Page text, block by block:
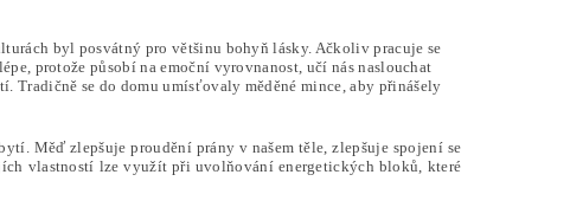
byl posvátný pro většinu bohyň lásky. Ačkoliv pracuje se
protože působí na emoční vyrovnanost, učí nás naslouchat
Tradičně se do domu umísťovaly měděné mince, aby přinášely
Měď zlepšuje proudění prány v našem těle, zlepšuje spojení se
vlastností lze využít při uvolňování energetických bloků, které